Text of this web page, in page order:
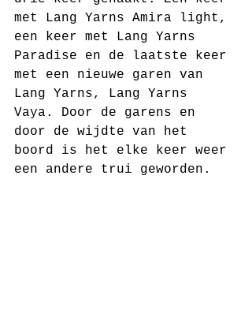
met Lang Yarns Amira light,
een keer met Lang Yarns
Paradise en de laatste keer
met een nieuwe garen van
Lang Yarns, Lang Yarns
Vaya. Door de garens en
door de wijdte van het
boord is het elke keer weer
een andere trui geworden.